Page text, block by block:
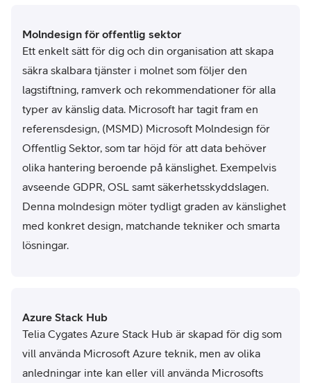
Molndesign för offentlig sektor
Ett enkelt sätt för dig och din organisation att skapa
säkra skalbara tjänster i molnet som följer den
lagstiftning, ramverk och rekommendationer för alla
typer av känslig data. Microsoft har tagit fram en
referensdesign, (MSMD) Microsoft Molndesign för
Offentlig Sektor, som tar höjd för att data behöver
olika hantering beroende på känslighet. Exempelvis
avseende GDPR, OSL samt säkerhetsskyddslagen.
Denna molndesign möter tydligt graden av känslighet
med konkret design, matchande tekniker och smarta
lösningar.
Azure Stack Hub
Telia Cygates Azure Stack Hub är skapad för dig som
vill använda Microsoft Azure teknik, men av olika
anledningar inte kan eller vill använda Microsofts